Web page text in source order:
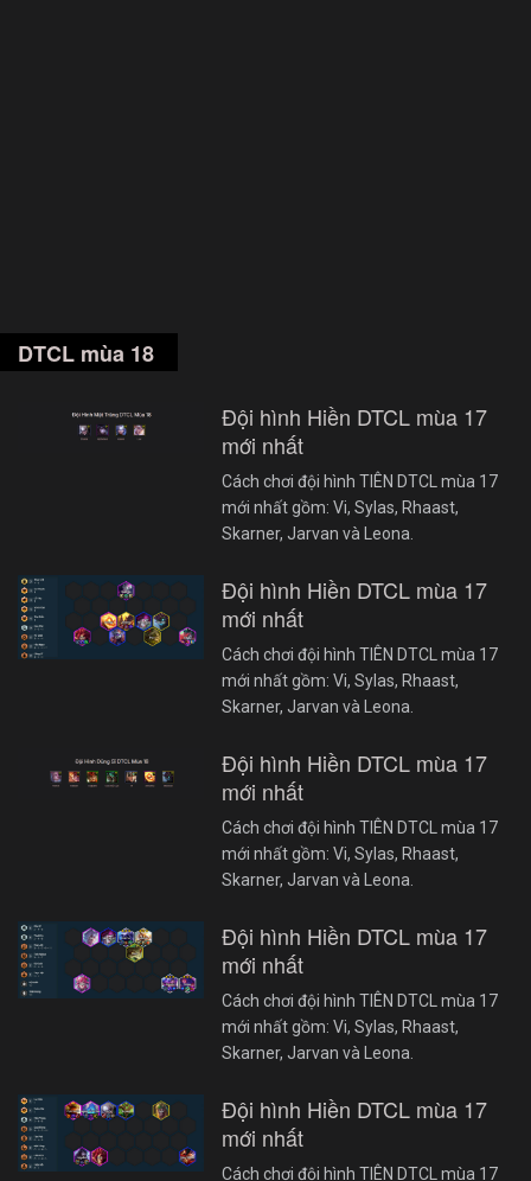
DTCL mùa 18
Đội hình Hiền DTCL mùa 17
mới nhất
Cách chơi đội hình TIÊN DTCL mùa 17
mới nhất gồm: Vi, Sylas, Rhaast,
Skarner, Jarvan và Leona.
Đội hình Hiền DTCL mùa 17
mới nhất
Cách chơi đội hình TIÊN DTCL mùa 17
mới nhất gồm: Vi, Sylas, Rhaast,
Skarner, Jarvan và Leona.
Đội hình Hiền DTCL mùa 17
mới nhất
Cách chơi đội hình TIÊN DTCL mùa 17
mới nhất gồm: Vi, Sylas, Rhaast,
Skarner, Jarvan và Leona.
Đội hình Hiền DTCL mùa 17
mới nhất
Cách chơi đội hình TIÊN DTCL mùa 17
mới nhất gồm: Vi, Sylas, Rhaast,
Skarner, Jarvan và Leona.
Đội hình Hiền DTCL mùa 17
mới nhất
Cách chơi đội hình TIÊN DTCL mùa 17